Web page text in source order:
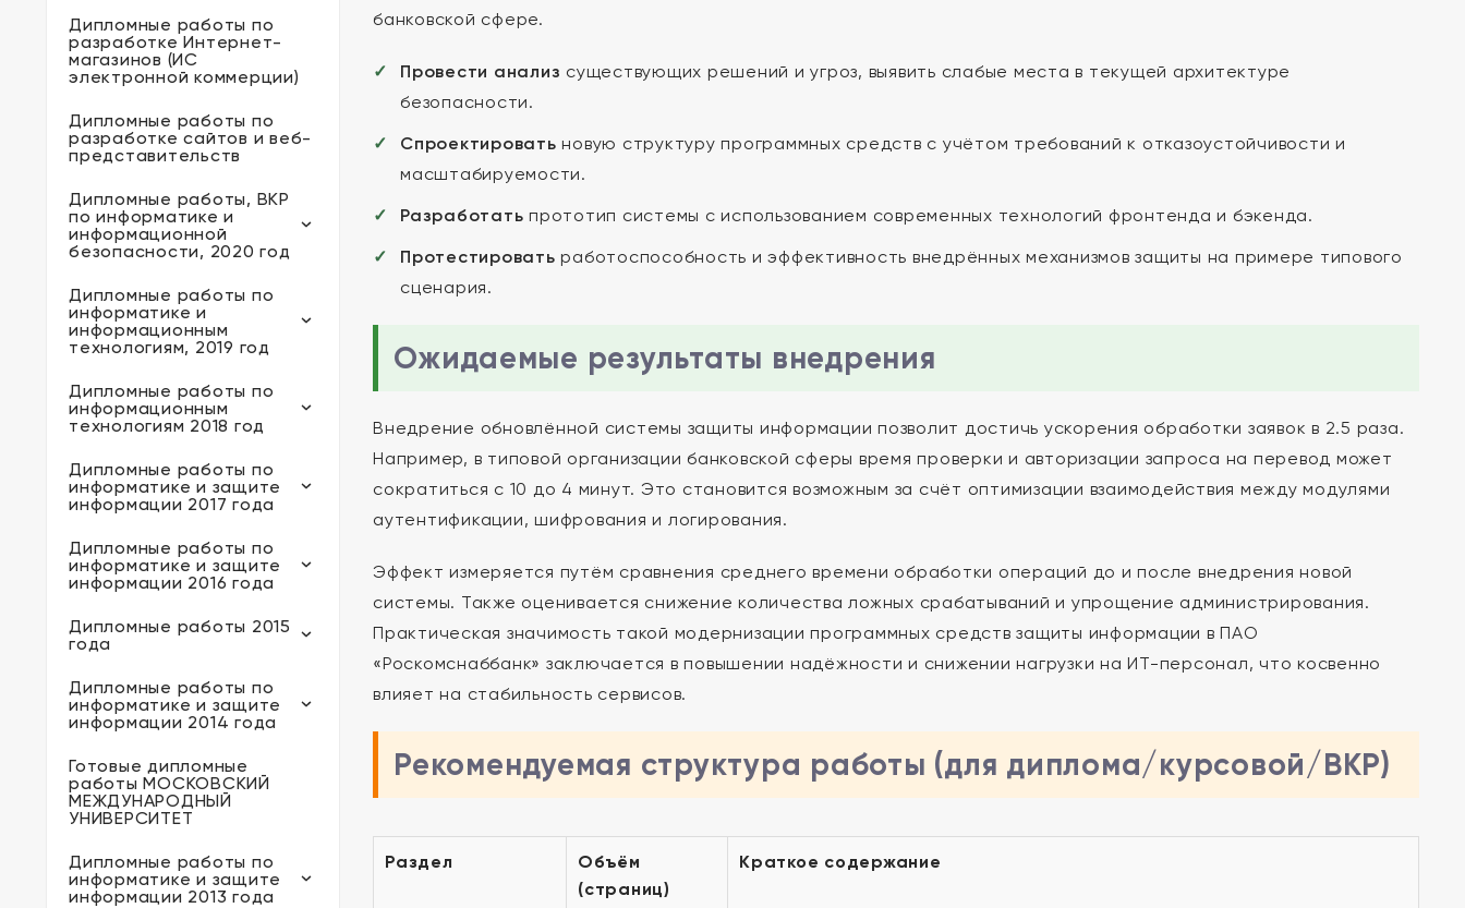
Дипломные работы по
разработке Интернет-
магазинов (ИС
электронной коммерции)
Дипломные работы по
разработке сайтов и веб-
представительств
Дипломные работы, ВКР
по информатике и
информационной
безопасности, 2020 год
Дипломные работы по
информатике и
информационным
технологиям, 2019 год
Дипломные работы по
информационным
технологиям 2018 год
Дипломные работы по
информатике и защите
информации 2017 года
Дипломные работы по
информатике и защите
информации 2016 года
Дипломные работы 2015
года
Дипломные работы по
информатике и защите
информации 2014 года
Готовые дипломные
работы МОСКОВСКИЙ
МЕЖДУНАРОДНЫЙ
УНИВЕРСИТЕТ
Дипломные работы по
информатике и защите
информации 2013 года
банковской сфере.
Провести анализ существующих решений и угроз, выявить слабые места в текущей архитектуре
безопасности.
Спроектировать новую структуру программных средств с учётом требований к отказоустойчивости и
масштабируемости.
Разработать прототип системы с использованием современных технологий фронтенда и бэкенда.
Протестировать работоспособность и эффективность внедрённых механизмов защиты на примере типового
сценария.
Ожидаемые результаты внедрения
Внедрение обновлённой системы защиты информации позволит достичь ускорения обработки заявок в 2.5 раза.
Например, в типовой организации банковской сферы время проверки и авторизации запроса на перевод может
сократиться с 10 до 4 минут. Это становится возможным за счёт оптимизации взаимодействия между модулями
аутентификации, шифрования и логирования.
Эффект измеряется путём сравнения среднего времени обработки операций до и после внедрения новой
системы. Также оценивается снижение количества ложных срабатываний и упрощение администрирования.
Практическая значимость такой модернизации программных средств защиты информации в ПАО
«Роскомснаббанк» заключается в повышении надёжности и снижении нагрузки на ИТ-персонал, что косвенно
влияет на стабильность сервисов.
Рекомендуемая структура работы (для диплома/курсовой/ВКР)
Раздел
Объём
(страниц)
Краткое содержание